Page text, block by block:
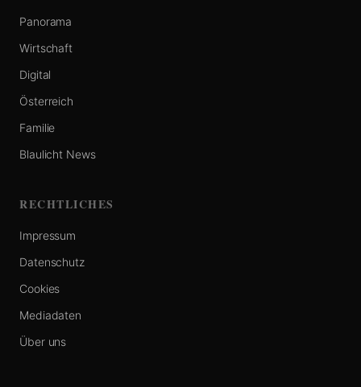
Panorama
Wirtschaft
Digital
Österreich
Familie
Blaulicht News
RECHTLICHES
Impressum
Datenschutz
Cookies
Mediadaten
Über uns